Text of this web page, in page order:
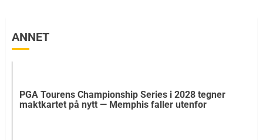
ANNET
PGA Tourens Championship Series i 2028 tegner
maktkartet på nytt — Memphis faller utenfor